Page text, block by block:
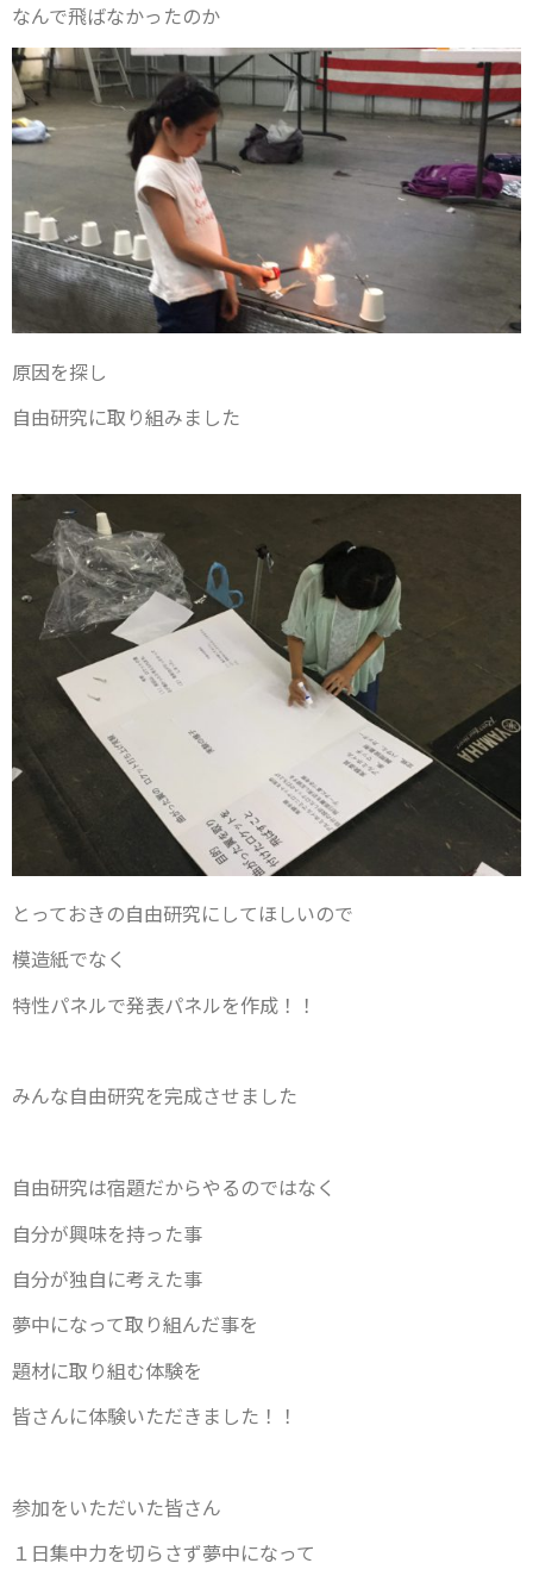
なんで飛ばなかったのか
原因を探し
自由研究に取り組みました
とっておきの自由研究にしてほしいので
模造紙でなく
特性パネルで発表パネルを作成！！
みんな自由研究を完成させました
自由研究は宿題だからやるのではなく
自分が興味を持った事
自分が独自に考えた事
夢中になって取り組んだ事を
題材に取り組む体験を
皆さんに体験いただきました！！
参加をいただいた皆さん
１日集中力を切らさず夢中になって